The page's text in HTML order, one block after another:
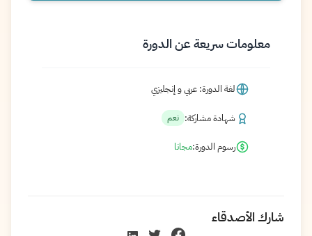
معلومات سريعة عن الدورة
لغة الدورة: عربي و إنجليزي
شهادة مشاركة: نعم
رسوم الدورة:مجانا
شارك الأصدقاء